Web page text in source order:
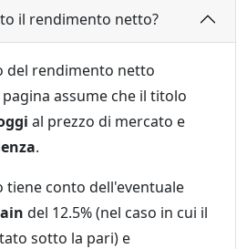
il rendimento netto?
del rendimento netto
assume che il titolo
al prezzo di mercato e
.
conto dell'eventuale
del 12.5% (nel caso in cui il
sotto la pari) e